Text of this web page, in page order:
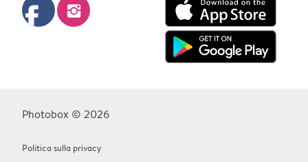
facebook instagram
Photobox © 2026
Politica sulla privacy